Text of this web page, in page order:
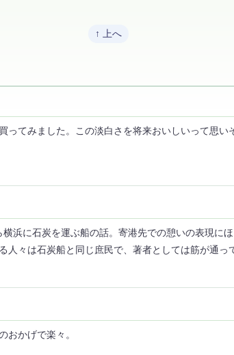
↑ 上へ
ってみました。この淡白さを将来おいしいって思い
浜に石炭を運ぶ船の話。寄港先での憩いの表現に
々は石炭船と同じ庶民で、著者としては筋が通っ
おかげで楽々。